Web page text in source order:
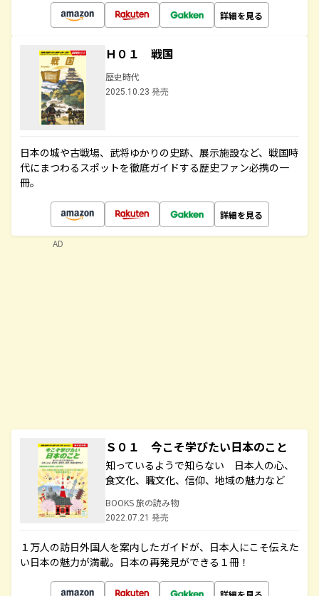
詳細を見る
Ｈ０１ 戦国
歴史時代
2025.10.23 発売
日本の城や古戦場、武将ゆかりの史跡、展示施設など、戦国時
代にまつわるスポットを徹底ガイドする歴史ファン必携の一
冊。
詳細を見る
Ｓ０１ 今こそ学びたい日本のこと
知っているようで知らない 日本人の心、
食文化、職文化、信仰、地域の魅力など
BOOKS 旅の読み物
2022.07.21 発売
１万人の訪日外国人を案内したガイドが、日本人にこそ伝えた
い日本の魅力が満載。日本の再発見ができる１冊！
AD